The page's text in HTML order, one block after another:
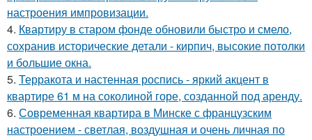
настроения импровизации.
4. Квартиру в старом фонде обновили быстро и смело,
сохранив исторические детали - кирпич, высокие потолки
и большие окна.
5. Терракота и настенная роспись - яркий акцент в
квартире 61 м на соколиной горе, созданной под аренду.
6. Современная квартира в Минске с французским
настроением - светлая, воздушная и очень личная по